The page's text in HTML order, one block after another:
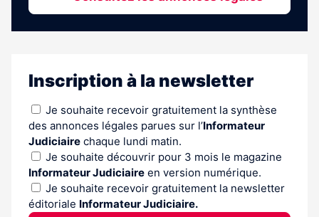
Inscription à la newsletter
Je souhaite recevoir gratuitement la synthèse
des annonces légales parues sur l’Informateur
Judiciaire chaque lundi matin.
Je souhaite découvrir pour 3 mois le magazine
Informateur Judiciaire en version numérique.
Je souhaite recevoir gratuitement la newsletter
éditoriale Informateur Judiciaire.